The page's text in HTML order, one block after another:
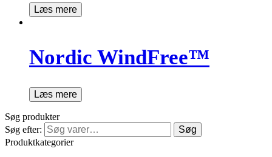
Læs mere
Nordic WindFree™
Læs mere
Søg produkter
Søg efter:
Søg
Produktkategorier